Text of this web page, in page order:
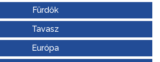
Fürdők
Tavasz
Európa